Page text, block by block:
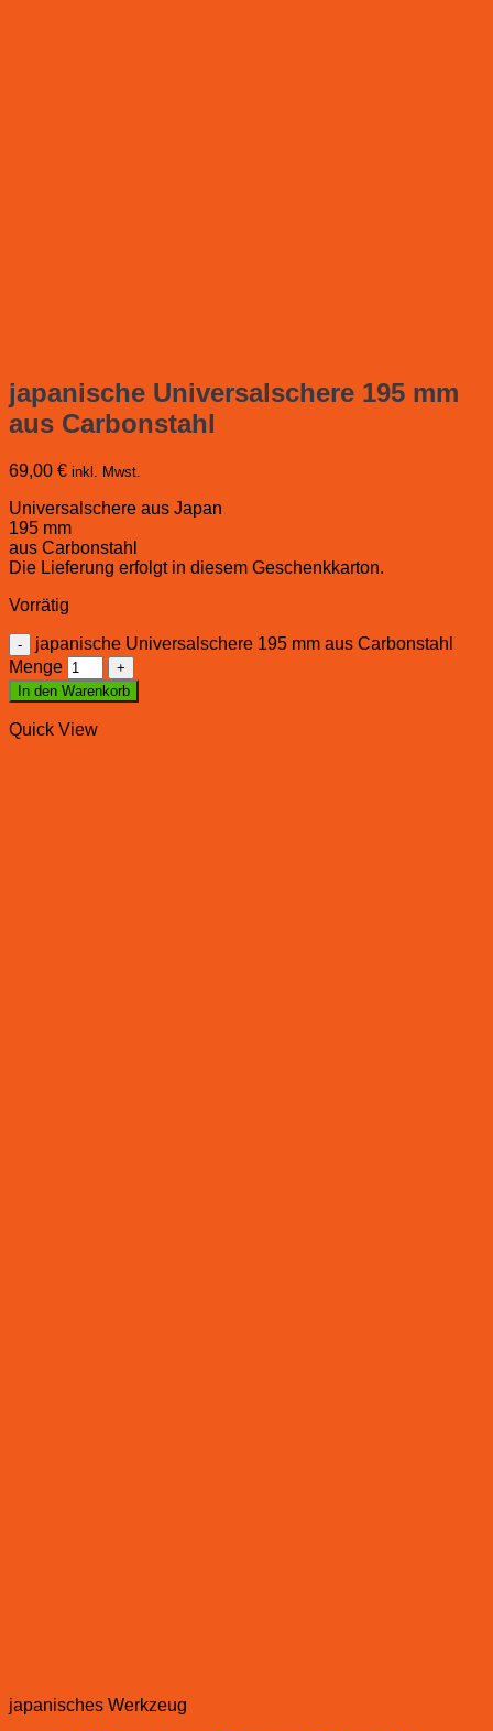
japanische Universalschere 195 mm
aus Carbonstahl
69,00 € inkl. Mwst.
Universalschere aus Japan
195 mm
aus Carbonstahl
Die Lieferung erfolgt in diesem Geschenkkarton.
Vorrätig
japanische Universalschere 195 mm aus Carbonstahl
Menge
In den Warenkorb
Quick View
japanisches Werkzeug